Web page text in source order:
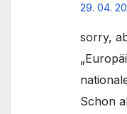
29. 04.
sorry,
Schon